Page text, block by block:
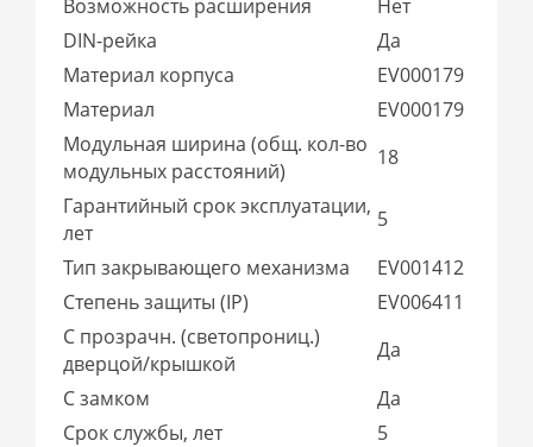
Возможность расширения
Нет
DIN-рейка
Да
Материал корпуса
EV000179
Материал
EV000179
Модульная ширина (общ. кол-во
модульных расстояний)
18
Гарантийный срок эксплуатации,
лет
5
Тип закрывающего механизма
EV001412
Степень защиты (IP)
EV006411
С прозрачн. (светопрониц.)
дверцой/крышкой
Да
С замком
Да
Срок службы, лет
5